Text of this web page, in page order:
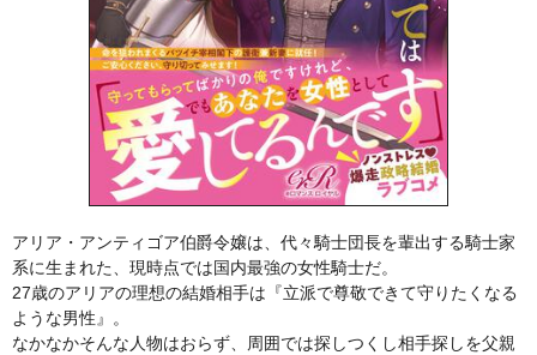
アリア・アンティゴア伯爵令嬢は、代々騎士団長を輩出する騎士家
系に生まれた、現時点では国内最強の女性騎士だ。
27歳のアリアの理想の結婚相手は『立派で尊敬できて守りたくなる
ような男性』。
なかなかそんな人物はおらず、周囲では探しつくし相手探しを父親